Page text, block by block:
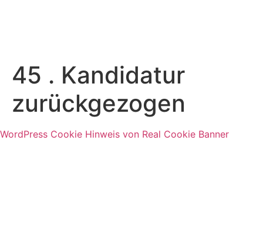
45 . Kandidatur
zurückgezogen
WordPress Cookie Hinweis von Real Cookie Banner